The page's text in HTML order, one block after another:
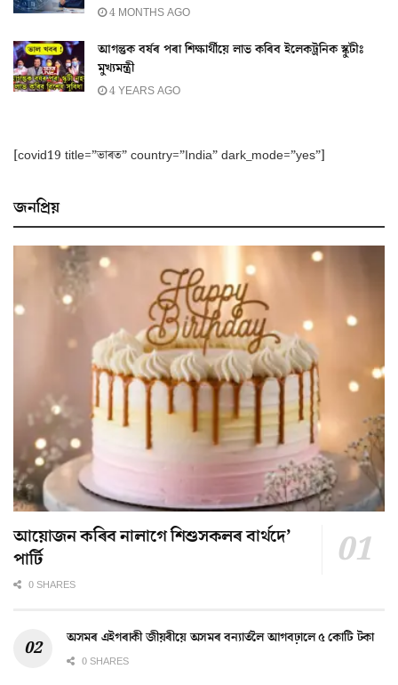
4 MONTHS AGO
আগন্তুক বৰ্ষৰ পৰা শিক্ষাৰ্থীয়ে লাভ কৰিব ইলেকট্ৰনিক স্কুটীঃ
মুখ্যমন্ত্ৰী
4 YEARS AGO
[covid19 title=”ভাৰত” country=”India” dark_mode=”yes”]
জনপ্ৰিয়
আয়োজন কৰিব নালাগে শিশুসকলৰ বাৰ্থদে’
পাৰ্টি
0 SHARES
অসমৰ এইগৰাকী জীয়ৰীয়ে অসমৰ বন্যাৰ্তলৈ আগবঢ়ালে ৫ কোটি টকা
0 SHARES